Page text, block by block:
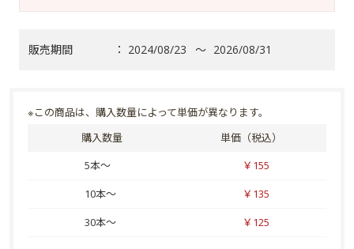
販売期間 ： 2024/08/23 ～ 2026/08/31
※この商品は、購入数量によって単価が異なります。
購入数量
単価（税込）
5本～
￥155
10本～
￥135
30本～
￥125